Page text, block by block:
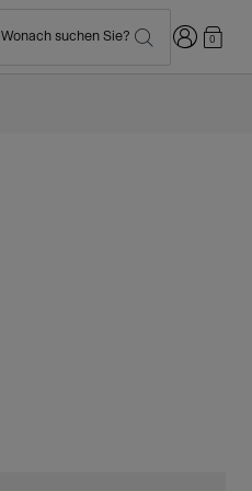
Wonach suchen Sie? Anmelden
0